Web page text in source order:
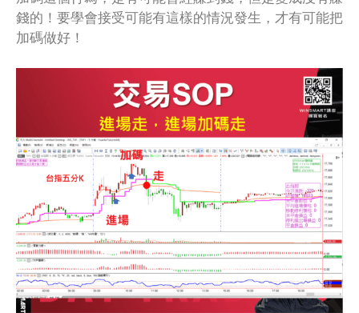
錢的！要學會接受可能有這樣的情況發生，才有可能把
加碼做好！